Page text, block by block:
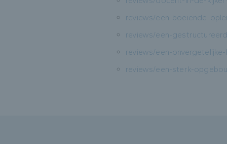
reviews/een-boeiende-
reviews/een-
reviews/een-
reviews/een-sterk-